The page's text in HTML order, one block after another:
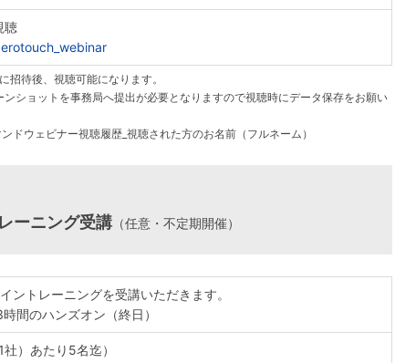
聴
待後、視聴可能になります。
ショットを事務局へ提出が必要となりますので視聴時にデータ保存をお願い
ドウェビナー視聴履歴_視聴された方のお名前（フルネーム）
ーニング受講 （任意・不定期開催）
ントレーニングを受講いただきます。
間のハンズオン（終日）
）あたり5名迄）